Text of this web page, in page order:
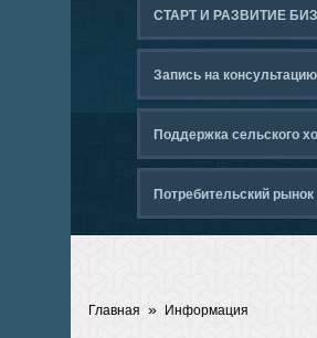
СТАРТ И РАЗВИТИЕ
Запись на консультацию
Поддержка сельского
Потребительский рынок
Главная » Информация